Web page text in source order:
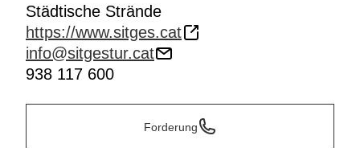
Städtische Strände
https://www.sitges.cat
info@sitgestur.cat
938 117 600
Forderung